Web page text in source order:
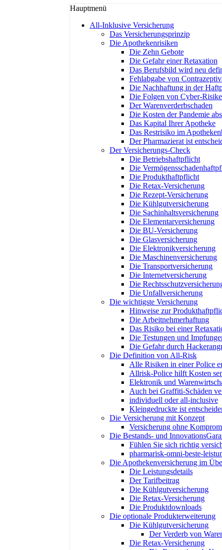
Hauptmenü
All-Inklusive Versicherung
Das Versicherungsprinzip
Die Apothekenrisiken
Die Zehn Gebote
Die Gefahr einer Retaxation
Das Berufsbild wird neu
Fehlabgabe von
Die Nachhaftung in der
Die Folgen von Cyber-
Der Warenverderbschaden
Die Kosten der Pandemie
Das Kapital Ihrer Apotheke
Das Restrisiko im
Der Pharmazierat ist
Der Versicherungs-Check
Die Betriebshaftpflicht
Die
Die Produkthaftpflicht
Die Retax-Versicherung
Die Rezept-Versicherung
Die Kühlgutversicherung
Die Sachinhaltsversicherung
Die Elementarversicherung
Die BU-Versicherung
Die Glasversicherung
Die Elektronikversicherung
Die Maschinenversicherung
Die Transportversicherung
Die Internetversicherung
Die
Die Unfallversicherung
Die wichtigste Versicherung
Hinweise zur
Die Arbeitnehmerhaftung
Das Risiko bei einer
Die Testungen und
Die Gefahr durch
Die Definition von All-Risk
Alle Risiken in einer Police
Allrisk-Police hilft Kosten
Elektronik und
Auch bei Graffiti-Schäden
individuell oder all-inclusive
Kleingedruckte ist
Die Versicherung mit Konzept
Versicherung ohne
Die Bestands- und
Fühlen Sie sich richtig
pharmarisk-omni-beste-
Die Apothekenversicherung im
Die Leistungsdetails
Der Tarifbeitrag
Die Kühlgutversicherung
Die Retax-Versicherung
Die Produktdownloads
Die optionale Produkterweiterung
Die Kühlgutversicherung
Der Verderb von
Die Retax-Versicherung